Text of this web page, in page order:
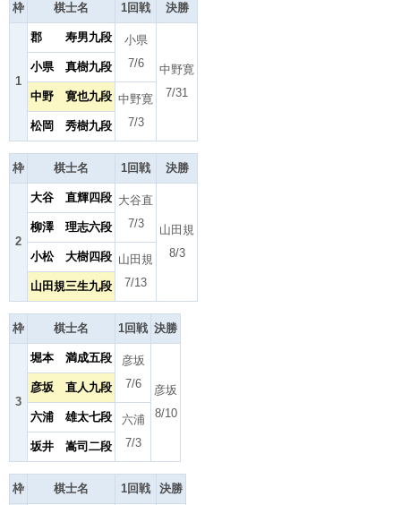
枠 棋士名 1回戦 決勝
1
郡 寿男九段
小県
7/6
中野寛
7/31
小県 真樹九段
中野 寛也九段 中野寛
7/3
松岡 秀樹九段
枠 棋士名 1回戦 決勝
2
大谷 直輝四段 大谷直
7/3
山田規
8/3
柳澤 理志六段
小松 大樹四段 山田規
7/13
山田規三生九段
枠 棋士名 1回戦 決勝
3
堀本 満成五段
彦坂
7/6
彦坂
8/10
彦坂 直人九段
六浦 雄太七段
六浦
7/3
坂井 嵩司二段
枠 棋士名 1回戦 決勝